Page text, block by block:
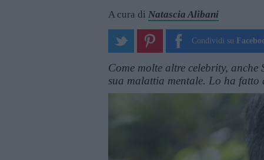
A cura di Natascia Alibani
Condividi su
Come molte altre celebrity,
sua malattia mentale. Lo ha